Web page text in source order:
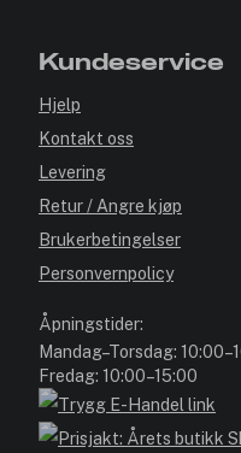
Kundeservice
Hjelp
Kontakt oss
Levering
Retur / Angre kjøp
Brukerbetingelser
Personvernpolicy
Åpningstider:
Mandag–Torsdag:
Fredag: 10:00–15:00